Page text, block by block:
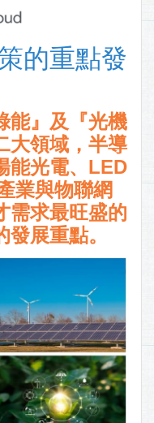
的重點發
能』及『光機
大領域，半導
能光電、LED
業與物聯網
需求最旺盛的
展重點。